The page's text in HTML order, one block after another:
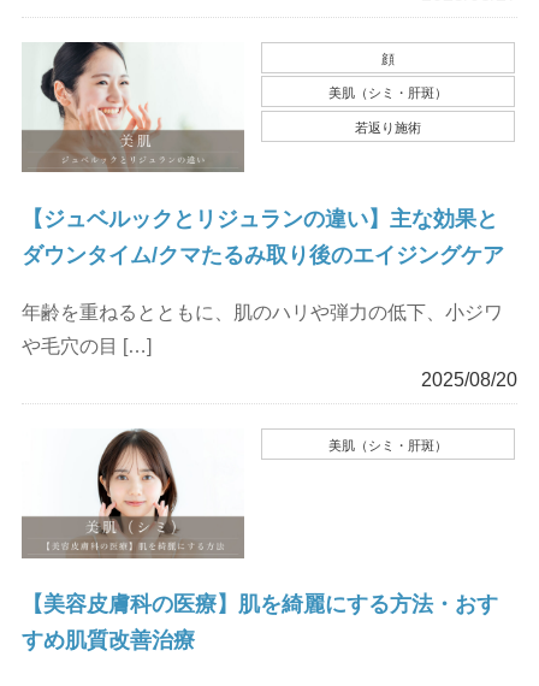
顔
美肌（シミ・肝斑）
若返り施術
【ジュベルックとリジュランの違い】主な効果と
ダウンタイム/クマたるみ取り後のエイジングケア
年齢を重ねるとともに、肌のハリや弾力の低下、小ジワ
や毛穴の目 […]
2025/08/20
美肌（シミ・肝斑）
【美容皮膚科の医療】肌を綺麗にする方法・おす
すめ肌質改善治療